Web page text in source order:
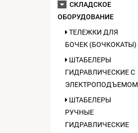
СКЛАДСКОЕ
ОБОРУДОВАНИЕ
ТЕЛЕЖКИ ДЛЯ
БОЧЕК (БОЧКОКАТЫ)
ШТАБЕЛЕРЫ
ГИДРАВЛИЧЕСКИЕ C
ЭЛЕКТРОПОДЪЕМОМ
ШТАБЕЛЕРЫ
РУЧНЫЕ
ГИДРАВЛИЧЕСКИЕ